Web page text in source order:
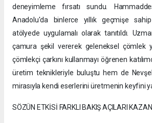
deneyimleme fırsatı sundu.
Anadolu'da binlerce yıllık geçmişe
atölyede uygulamalı olarak tanıtıldı.
çamura şekil vererek geleneksel çömlek
çömlekçi çarkını kullanmayı öğrenen
üretim teknikleriyle buluştu hem de
mirasıyla kendi eserlerini üretmenin keyfini
SÖZÜN ETKİSİ FARKLI BAKIŞ AÇILARI